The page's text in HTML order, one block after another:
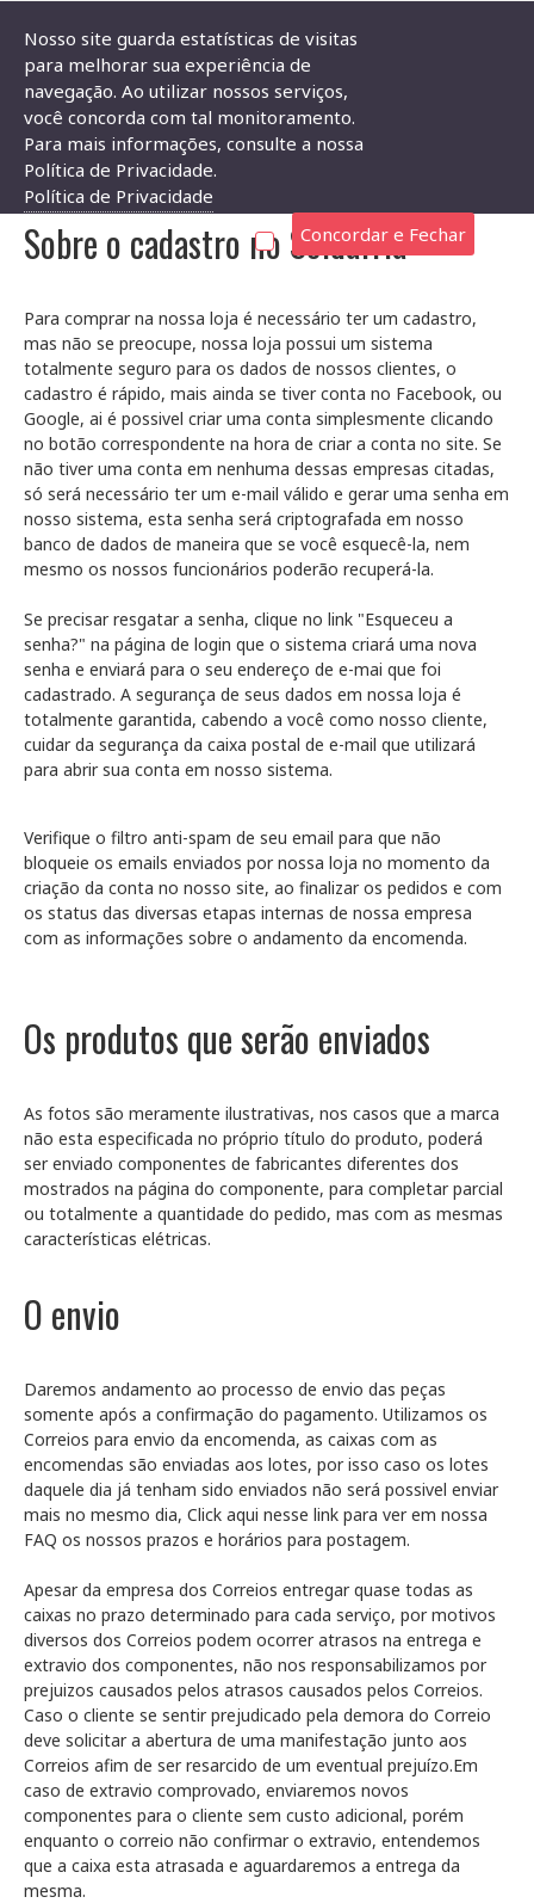
Condições de Uso
CONDIÇÕES DE USO
Sobre o cadastro no Soldafria
Para comprar na nossa loja é necessário ter um cadastro,
mas não se preocupe, nossa loja possui um sistema
totalmente seguro para os dados de nossos clientes, o
cadastro é rápido, mais ainda se tiver conta no Facebook, ou
Google, ai é possivel criar uma conta simplesmente clicando
no botão correspondente na hora de criar a conta no site. Se
não tiver uma conta em nenhuma dessas empresas citadas,
só será necessário ter um e-mail válido e gerar uma senha em
nosso sistema, esta senha será criptografada em nosso
banco de dados de maneira que se você esquecê-la, nem
mesmo os nossos funcionários poderão recuperá-la.
Se precisar resgatar a senha, clique no link "Esqueceu a
senha?" na página de login que o sistema criará uma nova
senha e enviará para o seu endereço de e-mai que foi
cadastrado. A segurança de seus dados em nossa loja é
totalmente garantida, cabendo a você como nosso cliente,
cuidar da segurança da caixa postal de e-mail que utilizará
para abrir sua conta em nosso sistema.
Verifique o filtro anti-spam de seu email para que não
bloqueie os emails enviados por nossa loja no momento da
criação da conta no nosso site, ao finalizar os pedidos e com
os status das diversas etapas internas de nossa empresa
com as informações sobre o andamento da encomenda.
Os produtos que serão enviados
As fotos são meramente ilustrativas, nos casos que a marca
não esta especificada no próprio título do produto, poderá
ser enviado componentes de fabricantes diferentes dos
mostrados na página do componente, para completar parcial
ou totalmente a quantidade do pedido, mas com as mesmas
características elétricas.
O envio
Daremos andamento ao processo de envio das peças
somente após a confirmação do pagamento. Utilizamos os
Correios para envio da encomenda, as caixas com as
encomendas são enviadas aos lotes, por isso caso os lotes
daquele dia já tenham sido enviados não será possivel enviar
mais no mesmo dia, Click aqui nesse link para ver em nossa
FAQ os nossos prazos e horários para postagem.
Apesar da empresa dos Correios entregar quase todas as
caixas no prazo determinado para cada serviço, por motivos
diversos dos Correios podem ocorrer atrasos na entrega e
extravio dos componentes, não nos responsabilizamos por
prejuizos causados pelos atrasos causados pelos Correios.
Caso o cliente se sentir prejudicado pela demora do Correio
deve solicitar a abertura de uma manifestação junto aos
Correios afim de ser resarcido de um eventual prejuízo.Em
caso de extravio comprovado, enviaremos novos
componentes para o cliente sem custo adicional, porém
enquanto o correio não confirmar o extravio, entendemos
que a caixa esta atrasada e aguardaremos a entrega da
mesma.
Nosso site guarda estatísticas de visitas
para melhorar sua experiência de
navegação. Ao utilizar nossos serviços,
você concorda com tal monitoramento.
Para mais informações, consulte a nossa
Política de Privacidade.
Política de Privacidade
Concordar e Fechar